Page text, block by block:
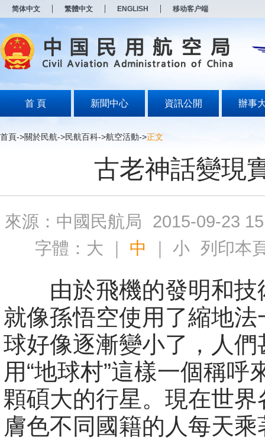
简体中文 繁體中文 ENGLISH 移动客户端
首 頁 新聞中心 資訊公開 辦事
首頁->關於民航->民航百科->航空活動->正文
古老神話變現
來源：中國民航局
2015-09-23
字體： 大 ｜ 中 ｜小 列印本
由於飛機的發明和技
就像孫悟空使用了縮地法
球好像逐漸變小了，人們
用“地球村”這樣一個稱呼
顆碩大的行星。現在世界
膚色不同國籍的人每天乘
打
开
无
障
说
按
Alt
打
导
盲